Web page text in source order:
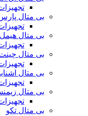
بی متال
بی متال هیمل
بی متال
بی متال
بی متال
بی متال تکو